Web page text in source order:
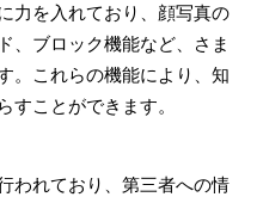
力を入れており、顔写真の
、ブロック機能など、さま
。これらの機能により、知
すことができます。
われており、第三者への情